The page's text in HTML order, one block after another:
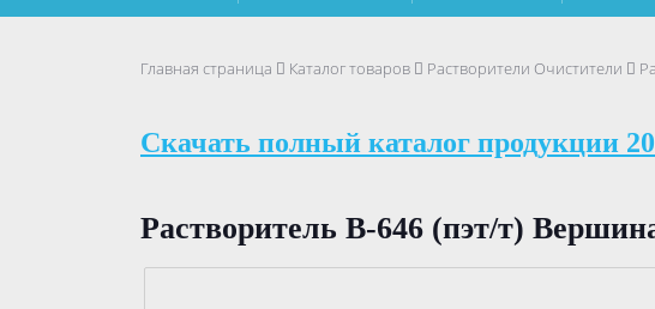
Главная страница Каталог товаров Растворители Очистители
Скачать полный каталог продукции
Растворитель В-646 (пэт/т)